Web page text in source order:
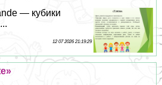
— кубики
12 07 2026 21:19:29